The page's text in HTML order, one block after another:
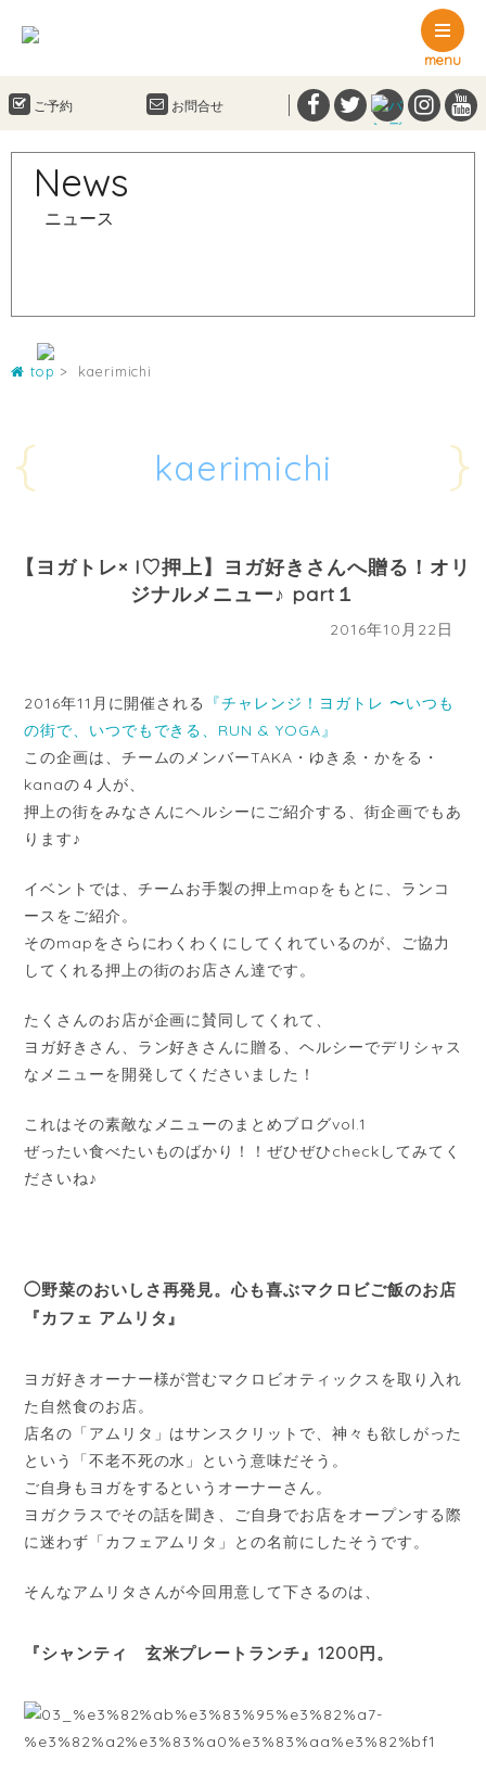
menu
ご予約 お問合せ
News
ニュース
top kaerimichi
{ kaerimichi }
【ヨガトレ× I♡押上】ヨガ好きさんへ贈る！オリ
ジナルメニュー♪ part１
2016年10月22日
2016年11月に開催される
『チャレンジ！ヨガトレ 〜いつも
の街で、いつでもできる、RUN & YOGA』
この企画は、チームのメンバーTAKA・ゆきゑ・かをる・
kanaの４人が、
押上の街をみなさんにヘルシーにご紹介する、街企画でもあ
ります♪
イベントでは、チームお手製の押上mapをもとに、ランコ
ースをご紹介。
そのmapをさらにわくわくにしてくれているのが、ご協力
してくれる押上の街のお店さん達です。
たくさんのお店が企画に賛同してくれて、
ヨガ好きさん、ラン好きさんに贈る、ヘルシーでデリシャス
なメニューを開発してくださいました！
これはその素敵なメニューのまとめブログvol.1
ぜったい食べたいものばかり！！ぜひぜひcheckしてみてく
ださいね♪
◯野菜のおいしさ再発見。心も喜ぶマクロビご飯のお店
『カフェ アムリタ』
ヨガ好きオーナー様が営むマクロビオティックスを取り入れ
た自然食のお店。
店名の「アムリタ」はサンスクリットで、神々も欲しがった
という「不老不死の水」という意味だそう。
ご自身もヨガをするというオーナーさん。
ヨガクラスでその話を聞き、ご自身でお店をオープンする際
に迷わず「カフェアムリタ」との名前にしたそうです。
そんなアムリタさんが今回用意して下さるのは、
『シャンティ 玄米プレートランチ』1200円。